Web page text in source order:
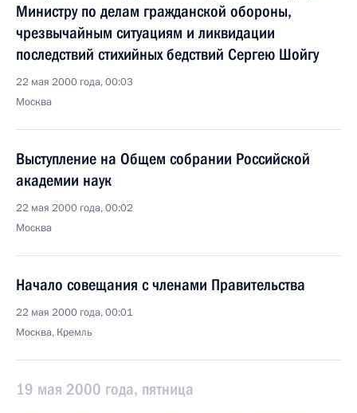
Министру по делам гражданской обороны,
чрезвычайным ситуациям и ликвидации
последствий стихийных бедствий Сергею Шойгу
22 мая 2000 года, 00:03
Москва
Выступление на Общем собрании Российской
академии наук
22 мая 2000 года, 00:02
Москва
Начало совещания с членами Правительства
22 мая 2000 года, 00:01
Москва, Кремль
19 мая 2000 года, пятница